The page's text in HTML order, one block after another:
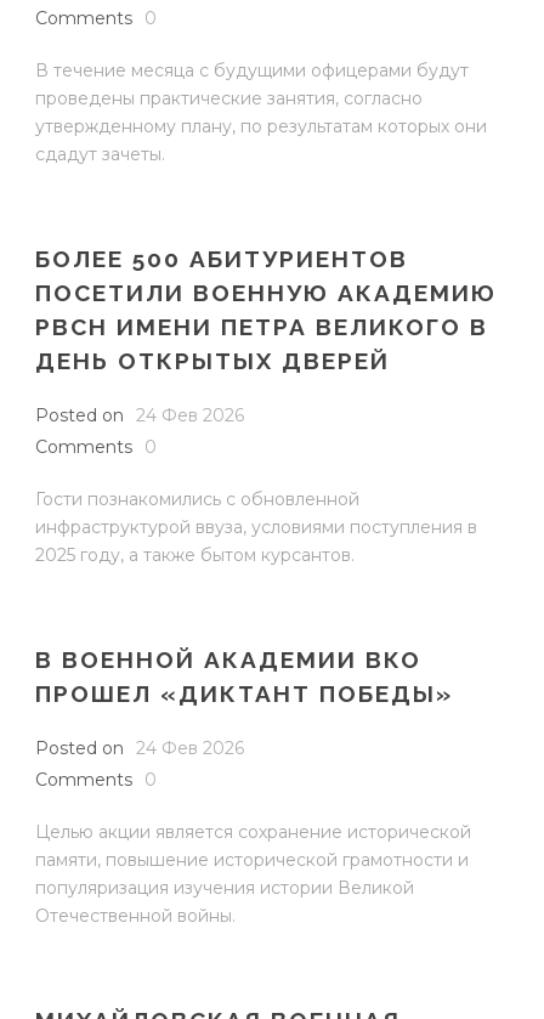
Comments 0
В течение месяца с будущими офицерами будут
проведены практические занятия, согласно
утвержденному плану, по результатам которых они
сдадут зачеты.
БОЛЕЕ 500 АБИТУРИЕНТОВ
ПОСЕТИЛИ ВОЕННУЮ АКАДЕМИЮ
РВСН ИМЕНИ ПЕТРА ВЕЛИКОГО В
ДЕНЬ ОТКРЫТЫХ ДВЕРЕЙ
Posted on
24 Фев 2026
Comments
0
Гости познакомились с обновленной
инфраструктурой ввуза, условиями поступления в
2025 году, а также бытом курсантов.
В ВОЕННОЙ АКАДЕМИИ ВКО
ПРОШЕЛ «ДИКТАНТ ПОБЕДЫ»
Posted on
24 Фев 2026
Comments
0
Целью акции является сохранение исторической
памяти, повышение исторической грамотности и
популяризация изучения истории Великой
Отечественной войны.